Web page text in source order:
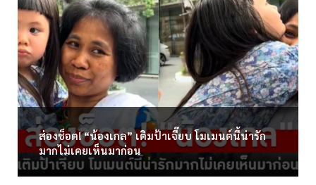
ส่องช็อต! “น้องเกล” เติมป้าเจี๊ยบ โมเมนต์นี้น่ารัก
มากไม่เคยเห็นมาก่อน